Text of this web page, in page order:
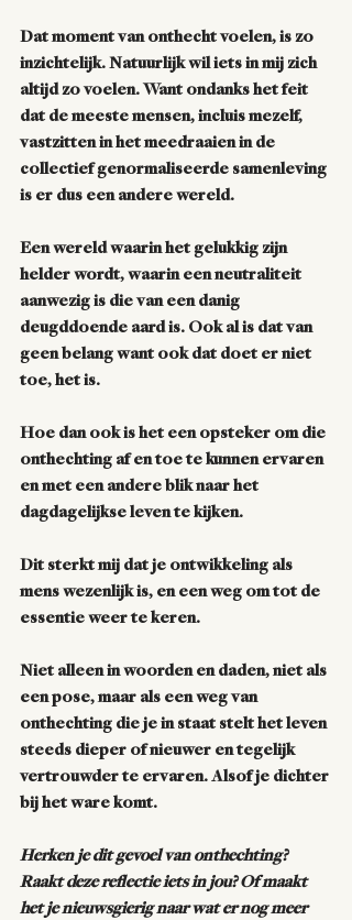
Dat moment van onthecht voelen, is zo
inzichtelijk. Natuurlijk wil iets in mij zich
altijd zo voelen. Want ondanks het feit
dat de meeste mensen, incluis mezelf,
vastzitten in het meedraaien in de
collectief genormaliseerde samenleving
is er dus een andere wereld.
Een wereld waarin het gelukkig zijn
helder wordt, waarin een neutraliteit
aanwezig is die van een danig
deugddoende aard is. Ook al is dat van
geen belang want ook dat doet er niet
toe, het is.
Hoe dan ook is het een opsteker om die
onthechting af en toe te kunnen ervaren
en met een andere blik naar het
dagdagelijkse leven te kijken.
Dit sterkt mij dat je ontwikkeling als
mens wezenlijk is, en een weg om tot de
essentie weer te keren.
Niet alleen in woorden en daden, niet als
een pose, maar als een weg van
onthechting die je in staat stelt het leven
steeds dieper of nieuwer en tegelijk
vertrouwder te ervaren. Alsof je dichter
bij het ware komt.
Herken je dit gevoel van onthechting?
Raakt deze reflectie iets in jou? Of maakt
het je nieuwsgierig naar wat er nog meer